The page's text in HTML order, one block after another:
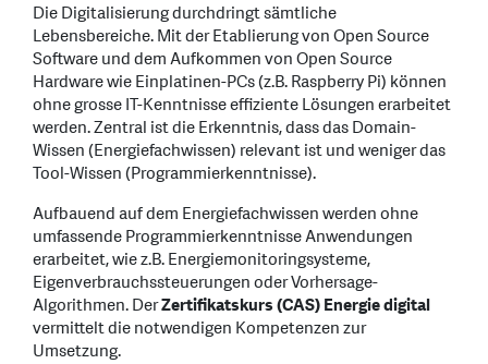
Die Digitalisierung durchdringt sämtliche
Lebensbereiche. Mit der Etablierung von Open Source
Software und dem Aufkommen von Open Source
Hardware wie Einplatinen-PCs (z.B. Raspberry Pi) können
ohne grosse IT-Kenntnisse effiziente Lösungen erarbeitet
werden. Zentral ist die Erkenntnis, dass das Domain-
Wissen (Energiefachwissen) relevant ist und weniger das
Tool-Wissen (Programmierkenntnisse).
Aufbauend auf dem Energiefachwissen werden ohne
umfassende Programmierkenntnisse Anwendungen
erarbeitet, wie z.B. Energiemonitoringsysteme,
Eigenverbrauchssteuerungen oder Vorhersage-
Algorithmen. DerZertifikatskurs (CAS) Energie digital
vermittelt die notwendigen Kompetenzen zur
Umsetzung.